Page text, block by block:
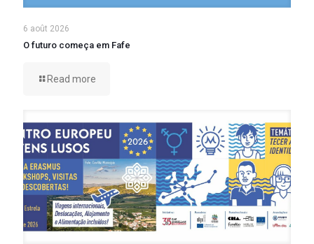
6 août 2026
O futuro começa em Fafe
Read more